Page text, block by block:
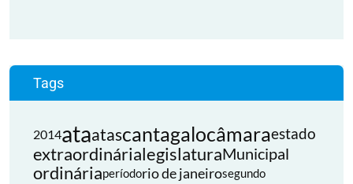
Tags
2014ataatascantagalocâmaraestado
extraordinárialegislaturaMunicipal
ordináriaperíodorio de janeirosegundo